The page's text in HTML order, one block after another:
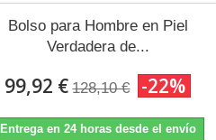
Bolso para Hombre en Piel
Verdadera de...
99,92 € 128,10 € -22%
Entrega en 24 horas desde el envío